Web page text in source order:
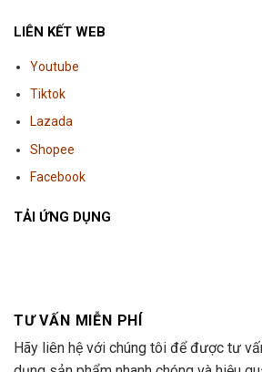
LIÊN KẾT WEB
Youtube
Tiktok
Lazada
Shopee
Facebook
TẢI ỨNG DỤNG
TƯ VẤN MIỄN PHÍ
Hãy liên hệ với chúng tôi để được tư